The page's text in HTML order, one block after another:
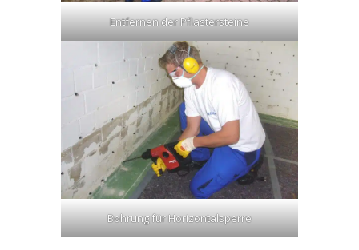
Entfernen der Pflastersteine
Bohrung für Horizontalsperre